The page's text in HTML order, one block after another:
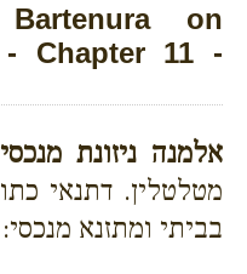
on
- Chapter 11 -
אלמנה ניזונת
מטלטלין. דתנאי
בביתי ומתזנא מנכסי: